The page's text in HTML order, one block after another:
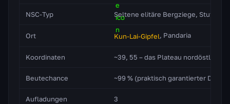
NSC-Typ Seltene elitäre Bergziege, Stufe
Ort Kun-Lai-Gipfel, Pandaria
Koordinaten ~39, 55 – das Plateau nordöstlich
Beutechance ~99 % (praktisch garantierter Drop)
Aufladungen 3